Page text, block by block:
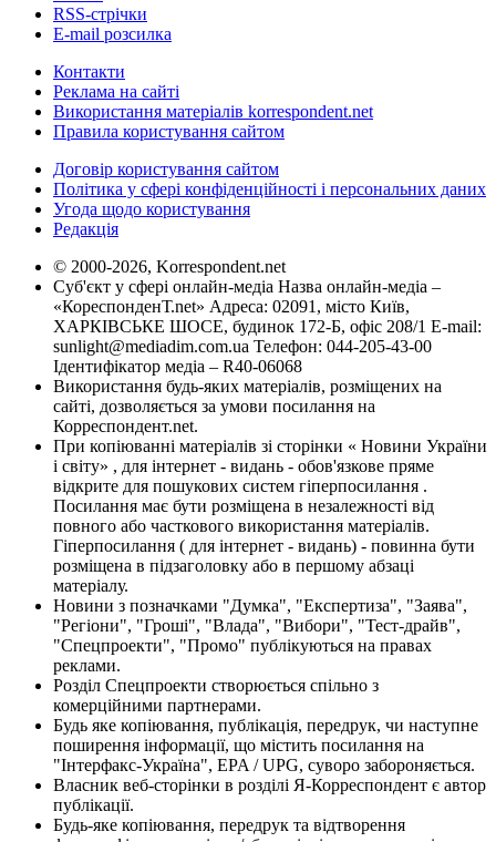
RSS-стрічки
E-mail розсилка
Контакти
Реклама на сайті
Використання матеріалів korrespondent.net
Правила користування сайтом
Договір користування сайтом
Політика у сфері конфіденційності і персональних даних
Угода щодо користування
Редакція
© 2000-2026, Korrespondent.net
Суб'єкт у сфері онлайн-медіа Назва онлайн-медіа –
«КореспонденТ.net» Адреса: 02091, місто Київ,
ХАРКІВСЬКЕ ШОСЕ, будинок 172-Б, офіс 208/1 E-mail:
sunlight@mediadim.com.ua Телефон: 044-205-43-00
Ідентифікатор медіа – R40-06068
Використання будь-яких матеріалів, розміщених на
сайті, дозволяється за умови посилання на
Корреспондент.net.
При копіюванні матеріалів зі сторінки « Новини України
і світу» , для інтернет - видань - обов'язкове пряме
відкрите для пошукових систем гіперпосилання .
Посилання має бути розміщена в незалежності від
повного або часткового використання матеріалів.
Гіперпосилання ( для інтернет - видань) - повинна бути
розміщена в підзаголовку або в першому абзаці
матеріалу.
Новини з позначками "Думка", "Експертиза", "Заява",
"Регіони", "Гроші", "Влада", "Вибори", "Тест-драйв",
"Спецпроекти", "Промо" публікуються на правах
реклами.
Розділ Спецпроекти створюється спільно з
комерційними партнерами.
Будь яке копіювання, публікація, передрук, чи наступне
поширення інформації, що містить посилання на
"Інтерфакс-Україна", EPA / UPG, суворо забороняється.
Власник веб-сторінки в розділі Я-Корреспондент є автор
публікації.
Будь-яке копіювання, передрук та відтворення